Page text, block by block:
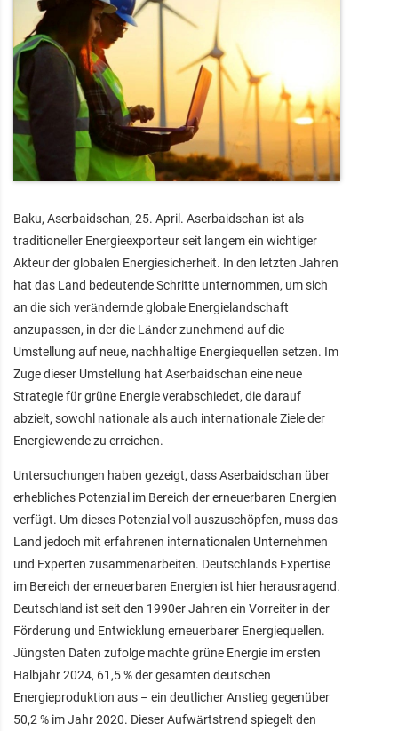
Baku, Aserbaidschan, 25. April. Aserbaidschan ist als
traditioneller Energieexporteur seit langem ein wichtiger
Akteur der globalen Energiesicherheit. In den letzten Jahren
hat das Land bedeutende Schritte unternommen, um sich
an die sich verändernde globale Energielandschaft
anzupassen, in der die Länder zunehmend auf die
Umstellung auf neue, nachhaltige Energiequellen setzen. Im
Zuge dieser Umstellung hat Aserbaidschan eine neue
Strategie für grüne Energie verabschiedet, die darauf
abzielt, sowohl nationale als auch internationale Ziele der
Energiewende zu erreichen.
Untersuchungen haben gezeigt, dass Aserbaidschan über
erhebliches Potenzial im Bereich der erneuerbaren Energien
verfügt. Um dieses Potenzial voll auszuschöpfen, muss das
Land jedoch mit erfahrenen internationalen Unternehmen
und Experten zusammenarbeiten. Deutschlands Expertise
im Bereich der erneuerbaren Energien ist hier herausragend.
Deutschland ist seit den 1990er Jahren ein Vorreiter in der
Förderung und Entwicklung erneuerbarer Energiequellen.
Jüngsten Daten zufolge machte grüne Energie im ersten
Halbjahr 2024, 61,5 % der gesamten deutschen
Energieproduktion aus – ein deutlicher Anstieg gegenüber
50,2 % im Jahr 2020. Dieser Aufwärtstrend spiegelt den